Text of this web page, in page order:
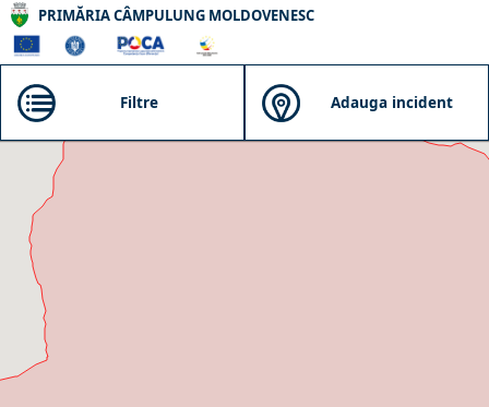
PRIMĂRIA CÂMPULUNG MOLDOVENESC
Filtre Adauga incident